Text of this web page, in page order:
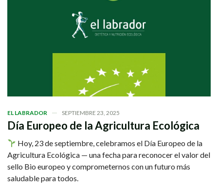
EL LABRADOR SEPTIEMBRE 23, 2025
Día Europeo de la Agricultura Ecológica
Hoy, 23 de septiembre, celebramos el Día Europeo de la
Agricultura Ecológica — una fecha para reconocer el valor del
sello Bio europeo y comprometernos con un futuro más
saludable para todos.